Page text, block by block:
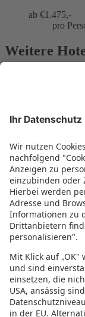
ab €1.475,-
pro
Weitere
Asien-Trio
Weitere
Amwaj
Budaiya
Bewertung für